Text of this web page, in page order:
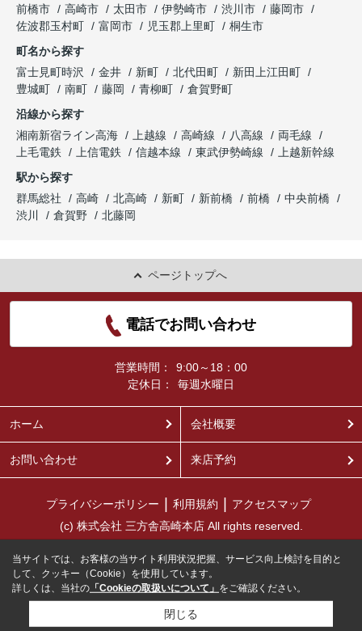
前橋市
高崎市 太田市 伊勢崎市 渋川市
藤岡市
佐波郡玉村町
富岡市 児玉郡上里町
桐生市
町名から探す
富士見町時沢
金井 新町 北代田町
新田上江田町
豊城町
南町 藤岡 青柳町
倉賀野町
沿線から探す
湘南新宿ライン高海
上越線 高崎線 八高線
両毛線
上毛電鉄
上信電鉄 信越本線 東武伊勢崎線
上越新幹線
駅から探す
群馬総社
高崎 北高崎 新町 新前橋 前橋
中央前橋
渋川
倉賀野 北藤岡
ページトップへ
電話でお問い合わせ
営業時間：
9:00～18：00
定休日：
毎週水曜日
ホーム 会社概要
お問い合わせ 来店予約
プライバシーポリシー 利用規約
アクセスマップ
(c) 株式会社 三方舎高崎本店 All rights reserved.
当サイトでは、お客様の当サイト利用状況把握、サービス向上検討を目的と
して、クッキー（Cookie）を使用しています。
詳しくは、当社の 「Cookieの取扱いについて」 をご確認ください。
閉じる